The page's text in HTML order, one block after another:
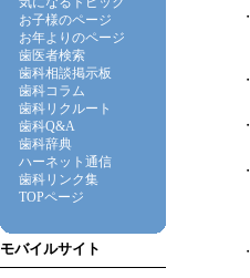
お子様のページ
お年よりのページ
歯医者検索
歯科相談掲示板
歯科コラム
歯科リクルート
歯科Q&A
歯科辞典
ハーネット通信
歯科リンク集
TOPページ
モバイルサイト
・
・
・
・
・